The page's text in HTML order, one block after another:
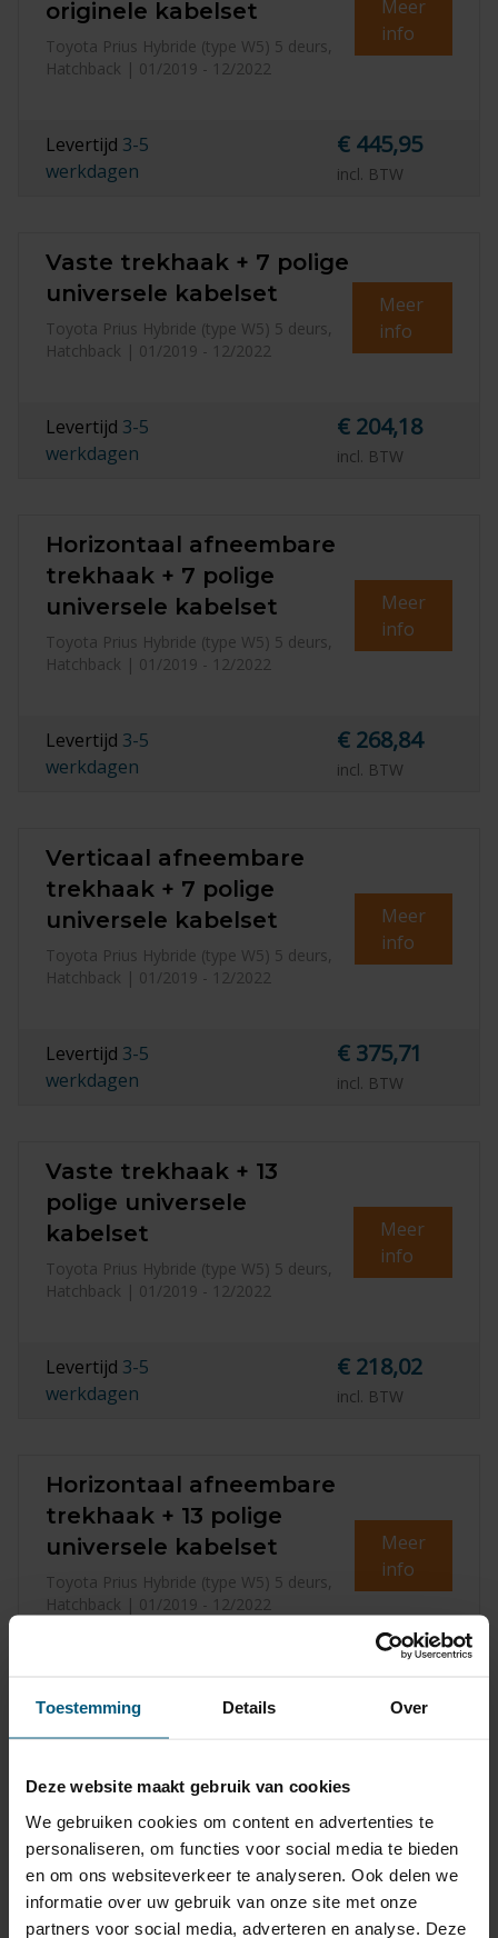
Toestemming Details Over
Deze website maakt gebruik van cookies
We gebruiken cookies om content en advertenties te
personaliseren, om functies voor social media te bieden
en om ons websiteverkeer te analyseren. Ook delen we
informatie over uw gebruik van onze site met onze
partners voor social media, adverteren en analyse. Deze
originele kabelset
Toyota Prius Hybride (type W5) 5 deurs,
Hatchback | 01/2019 - 12/2022
Meer
info
Levertijd 3-5
werkdagen
€ 445,95
incl. BTW
Vaste trekhaak + 7 polige
universele kabelset
Toyota Prius Hybride (type W5) 5 deurs,
Hatchback | 01/2019 - 12/2022
Meer
info
Levertijd 3-5
werkdagen
€ 204,18
incl. BTW
Horizontaal afneembare
trekhaak + 7 polige
universele kabelset
Toyota Prius Hybride (type W5) 5 deurs,
Hatchback | 01/2019 - 12/2022
Meer
info
Levertijd 3-5
werkdagen
€ 268,84
incl. BTW
Verticaal afneembare
trekhaak + 7 polige
universele kabelset
Toyota Prius Hybride (type W5) 5 deurs,
Hatchback | 01/2019 - 12/2022
Meer
info
Levertijd 3-5
werkdagen
€ 375,71
incl. BTW
Vaste trekhaak + 13
polige universele
kabelset
Toyota Prius Hybride (type W5) 5 deurs,
Hatchback | 01/2019 - 12/2022
Meer
info
Levertijd 3-5
werkdagen
€ 218,02
incl. BTW
Horizontaal afneembare
trekhaak + 13 polige
universele kabelset
Toyota Prius Hybride (type W5) 5 deurs,
Hatchback | 01/2019 - 12/2022
Meer
info
werkdagen
incl. BTW
Verticaal afneembare
trekhaak + 13 polige
universele kabelset
Toyota Prius Hybride (type W5) 5 deurs,
Hatchback | 01/2019 - 12/2022
Meer
info